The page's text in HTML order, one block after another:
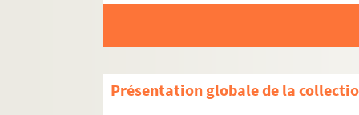
Présentation globale de la